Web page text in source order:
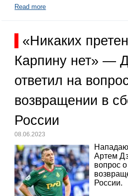
Read more
«Никаких
Карпину нет» —
ответил на
возвращении в
России
08.06.2023
Артем
вопрос
России.